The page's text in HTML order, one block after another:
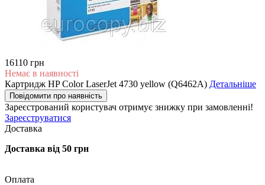
16110 грн
Немає в наявності
Картридж HP Color LaserJet 4730 yellow (Q6462A) Детальніше
Повідомити про наявність
Зареєстрований користувач отримує знижку при замовленні!
Зареєструватися
Доставка
Доставка від 50 грн
Оплата